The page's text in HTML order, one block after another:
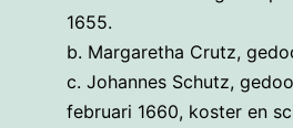
1655.
b. Margaretha Crutz,
c. Johannes Schutz,
februari 1660, koster en